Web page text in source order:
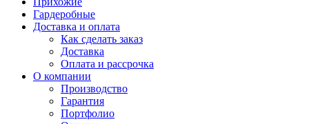
Гардеробные
Доставка и оплата
Как сделать заказ
Доставка
Оплата и рассрочка
О компании
Производство
Гарантия
Портфолио